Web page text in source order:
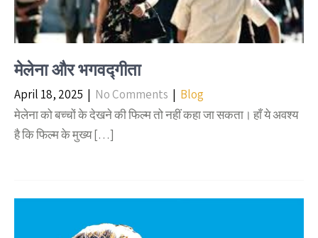
मेलेना और भगवद्गीता
April 18, 2025 | No Comments | Blog
मेलेना को बच्चों के देखने की फिल्म तो नहीं कहा जा सकता। हाँ ये अवश्य
है कि फिल्म के मुख्य […]